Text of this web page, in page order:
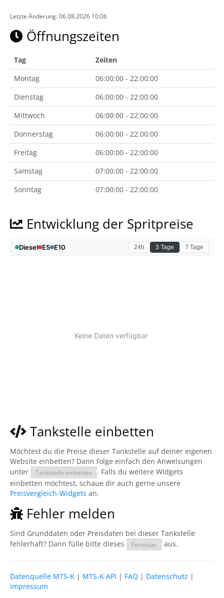
Letzte Änderung: 06.08.2026 10:06
Öffnungszeiten
Tag
Zeiten
Montag
06:00:00 - 22:00:00
Dienstag
06:00:00 - 22:00:00
Mittwoch
06:00:00 - 22:00:00
Donnerstag
06:00:00 - 22:00:00
Freitag
06:00:00 - 22:00:00
Samstag
07:00:00 - 22:00:00
Sonntag
07:00:00 - 22:00:00
Entwicklung der Spritpreise
Tankstelle einbetten
Möchtest du die Preise dieser Tankstelle auf deiner eigenen
Website einbetten? Dann folge einfach den Anweisungen
unter
Tankstelle einbetten
. Falls du weitere Widgets
einbetten möchtest, schaue dir auch gerne unsere
Preisvergleich-Widgets an.
Fehler melden
Sind Grunddaten oder Preisdaten bei dieser Tankstelle
fehlerhaft? Dann fülle bitte dieses
Formular aus.
Datenquelle MTS-K | MTS-K API | FAQ | Datenschutz |
Impressum